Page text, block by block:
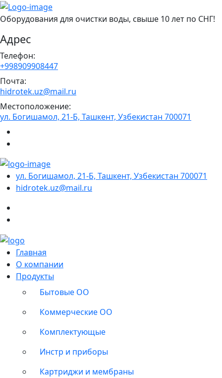
Оборудования для очистки воды, свыше 10 лет по СНГ!
Адрес
Телефон:
+998909908447
Почта:
hidrotek.uz@mail.ru
Местоположение:
ул. Богишамол, 21-Б, Ташкент, Узбекистан 700071
ул. Богишамол, 21-Б, Ташкент, Узбекистан 700071
hidrotek.uz@mail.ru
Главная
О компании
Продукты
Бытовые ОО
Коммерческие ОО
Комплектующые
Инстр и приборы
Картриджи и мембраны